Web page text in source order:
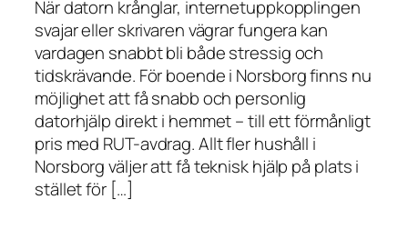
När datorn krånglar, internetuppkopplingen
svajar eller skrivaren vägrar fungera kan
vardagen snabbt bli både stressig och
tidskrävande. För boende i Norsborg finns nu
möjlighet att få snabb och personlig
datorhjälp direkt i hemmet – till ett förmånligt
pris med RUT-avdrag. Allt fler hushåll i
Norsborg väljer att få teknisk hjälp på plats i
stället för […]